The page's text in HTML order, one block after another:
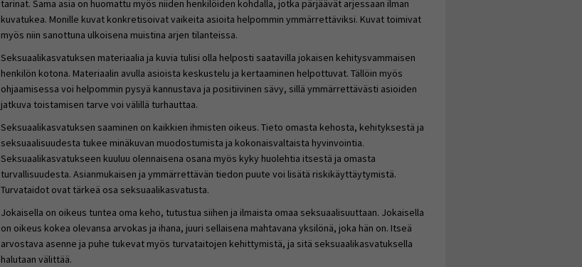
tarinat. Sama asia on huomattu myös niiden henkilöiden kohdalla, jotka pärjäävät arjessaan ilman
kuvatukea. Monille kuvat konkretisoivat vaikeita asioita helpommin ymmärrettäviksi. Kuvat toimivat
myös niin sanottuna ulkoisena muistina arjen tilanteissa.
Seksuaalikasvatuksen materiaalia ja kuvia tulisi olla helposti saatavilla jokaisen kehitysvammaisen
henkilön kotona. Materiaalin avulla asioista keskustelu ja kertaaminen helpottuvat. Tällöin myös
ohjaamisessa voi helpommin pysyä kannustava ja positiivinen sävy, sillä ymmärrettävästi asioiden
jatkuva toistamisen tarve voi välillä turhauttaa.
Seksuaalikasvatuksen saaminen on kaikkien ihmisten oikeus. Tieto omasta kehosta, kehityksestä ja
seksuaalisuudesta tukee minäkuvan muodostumista ja kokonaisvaltaista hyvinvointia.
Seksuaalikasvatukseen kuuluu olennaisena osana myös kyky huolehtia itsestä ja omasta
turvallisuudesta. Asianmukaisen ja ymmärrettävän tiedon puute voi lisätä riskikäyttäytymistä.
Turvataidot ovat tärkeä osa seksuaalikasvatusta.
Jokaisella on oikeus tuntea oma keho, tutustua siihen ja ilmaista omaa seksuaalisuuttaan. Jokaisella
on oikeus kokea olevansa arvokas ja ihana, juuri sellaisena mahtavana yksilönä, joka hän on. Itseä
arvostava asenne ja puhe tukevat myös turvataitojen kehittymistä, ja sitä seksuaalikasvatuksella
halutaan välittää.